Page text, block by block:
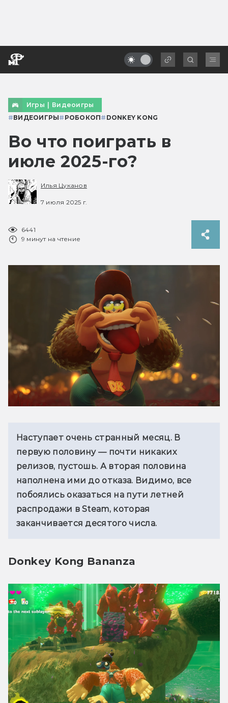
Игры | Видеоигры
#ВИДЕОИГРЫ# РОБОКОП# DONKEY KONG
Во что поиграть в
июле 2025-го?
Илья Цуканов
7 июля 2025 г.
6441
9 минут на чтение
Наступает очень странный месяц. В
первую половину — почти никаких
релизов, пустошь. А вторая половина
наполнена ими до отказа. Видимо, все
побоялись оказаться на пути летней
распродажи в Steam, которая
заканчивается десятого числа.
Donkey Kong Bananza